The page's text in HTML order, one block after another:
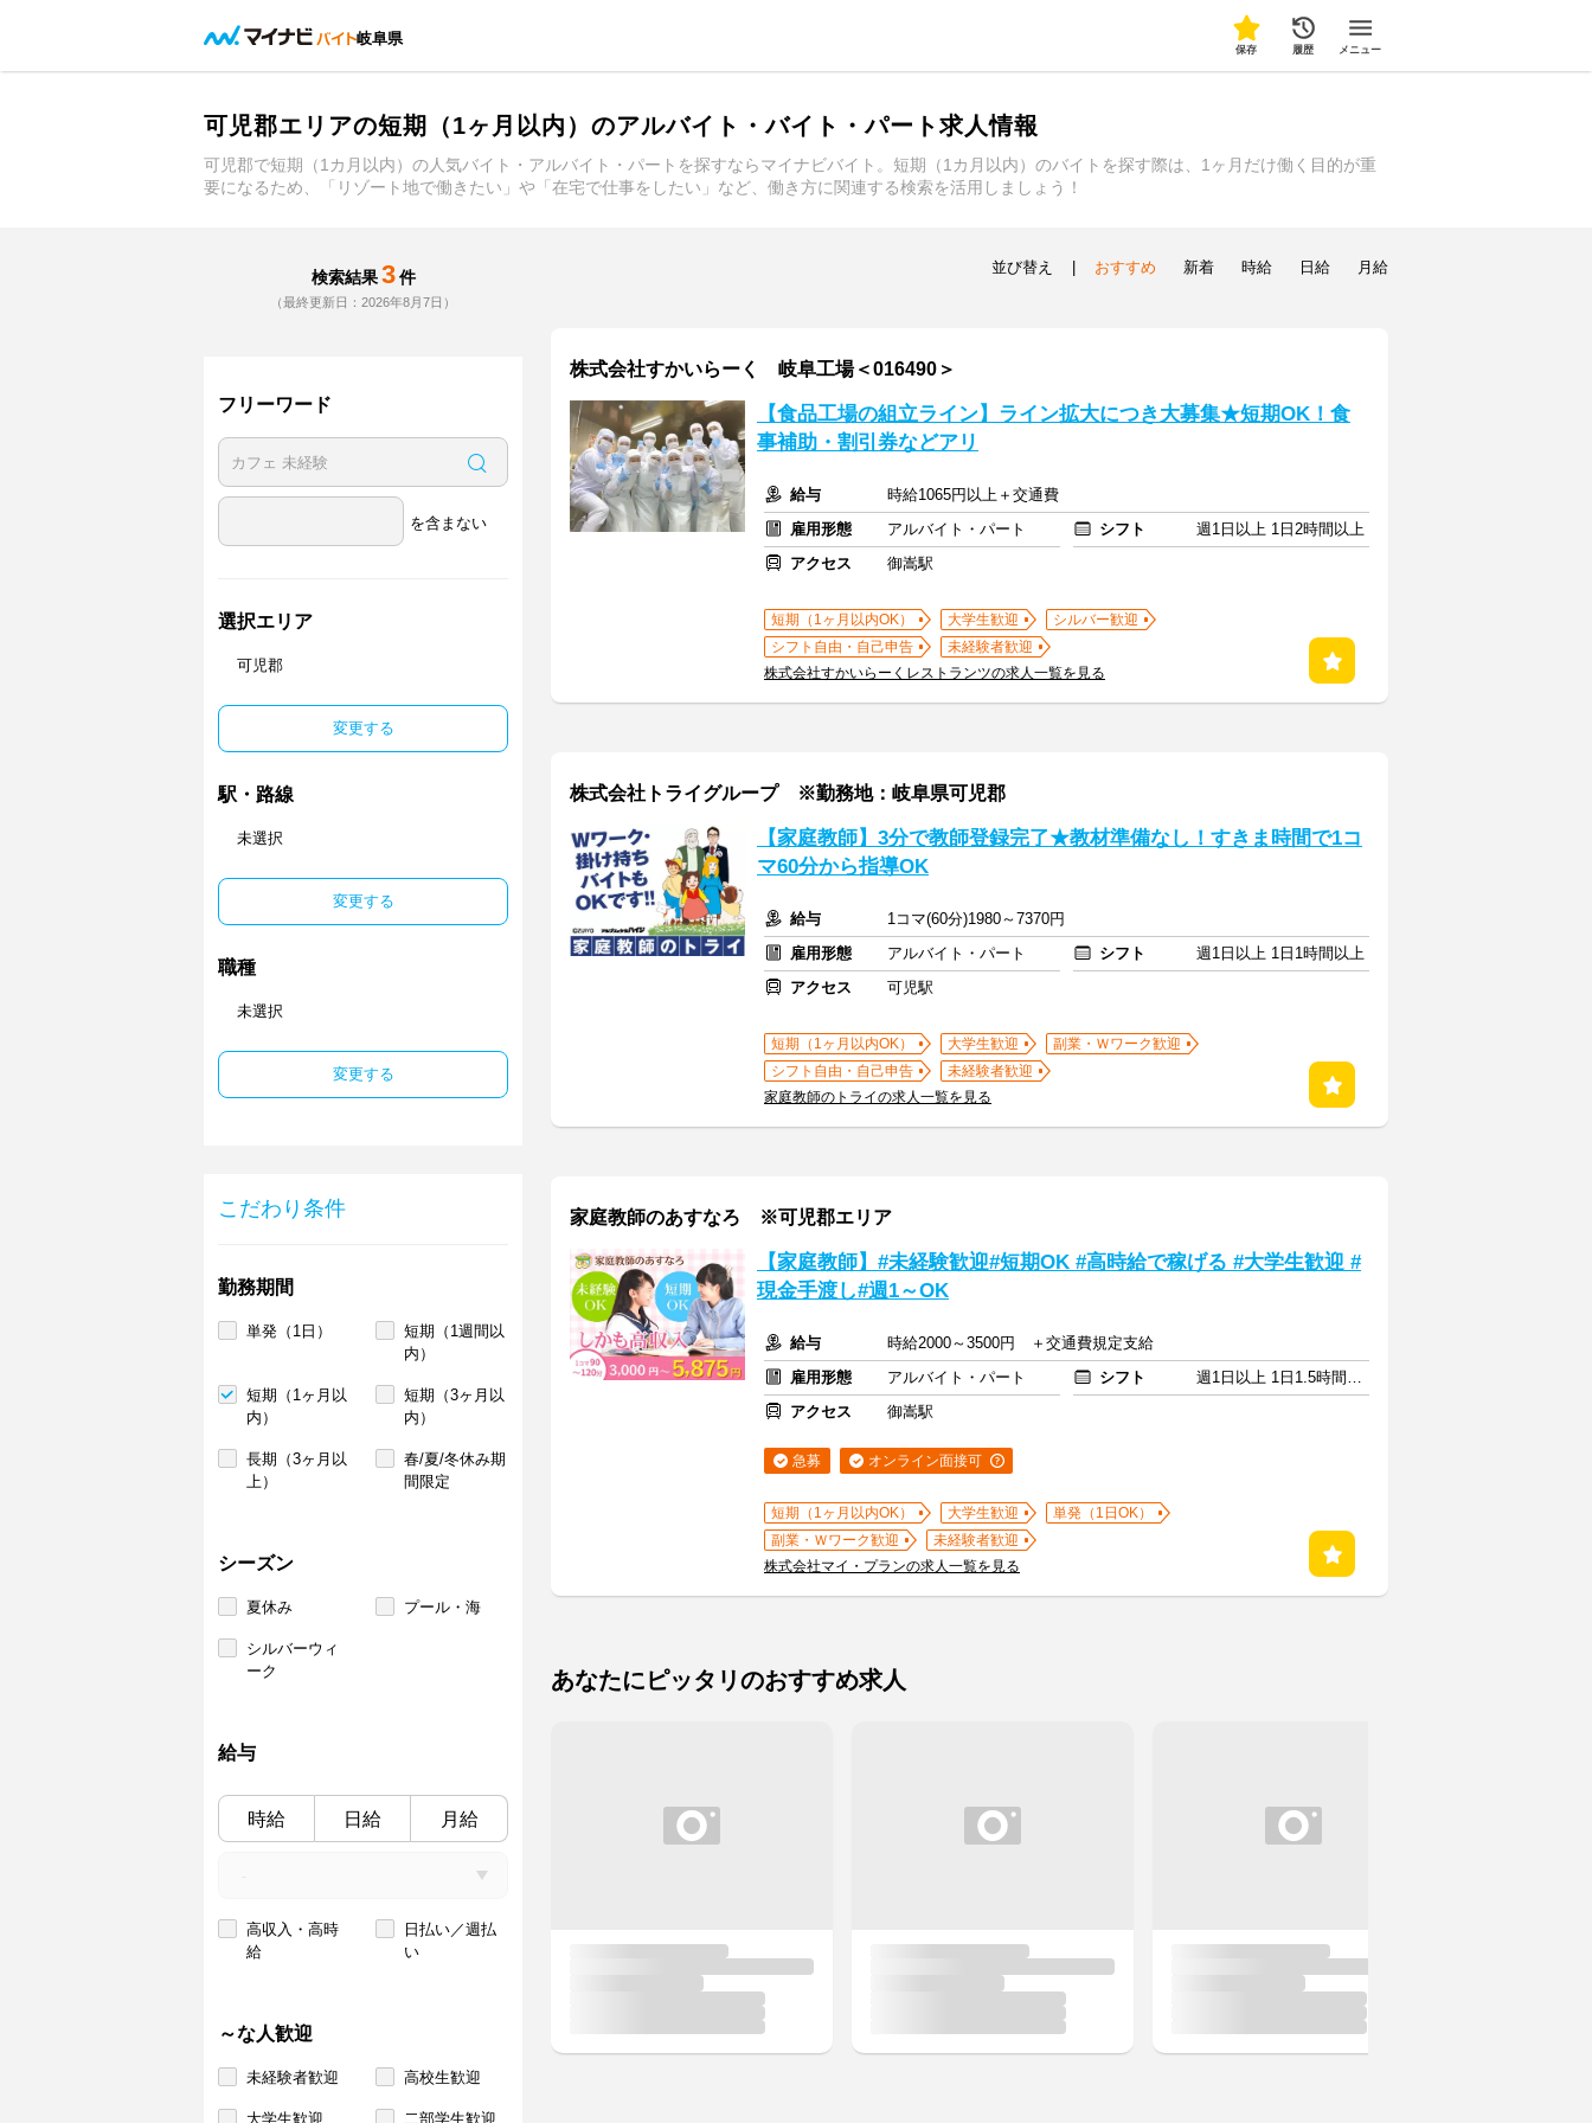
岐阜県
保存 履歴 メニュー
可児郡エリアの短期（1ヶ月以内）のアルバイト・バイト・パート求人情報
可児郡で短期（1カ月以内）の人気バイト・アルバイト・パートを探すならマイナビバイト。短期（1カ月以内）のバイトを探す際は、1ヶ月だけ働く目的が重
要になるため、「リゾート地で働きたい」や「在宅で仕事をしたい」など、働き方に関連する検索を活用しましょう！
検索結果 3 件
（最終更新日：2026年8月7日）
フリーワード
を含まない
選択エリア
可児郡
変更する
駅・路線
未選択
変更する
職種
未選択
変更する
こだわり条件
勤務期間
単発（1日）
短期（1週間以
内）
短期（1ヶ月以
内）
短期（3ヶ月以
内）
長期（3ヶ月以
上）
春/夏/冬休み期
間限定
シーズン
夏休み プール・海
シルバーウィ
ーク
給与
時給 日給 月給
高収入・高時
給
日払い／週払
い
～な人歓迎
未経験者歓迎 高校生歓迎
大学生歓迎 二部学生歓迎
並び替え おすすめ 新着 時給 日給 月給
株式会社すかいらーく 岐阜工場＜016490＞
【食品工場の組立ライン】ライン拡大につき大募集★短期OK！食
事補助・割引券などアリ
給与
時給1065円以上＋交通費
雇用形態
アルバイト・パート シフト
週1日以上 1日2時間以上
アクセス
御嵩駅
短期（1ヶ月以内OK） 大学生歓迎
シルバー歓迎
シフト自由・自己申告
未経験者歓迎
株式会社すかいらーくレストランツの求人一覧を見る
株式会社トライグループ ※勤務地：岐阜県可児郡
【家庭教師】3分で教師登録完了★教材準備なし！すきま時間で1コ
マ60分から指導OK
給与
1コマ(60分)1980～7370円
雇用形態
アルバイト・パート シフト
週1日以上 1日1時間以上
アクセス
可児駅
短期（1ヶ月以内OK） 大学生歓迎
副業・Ｗワーク歓迎
シフト自由・自己申告
未経験者歓迎
家庭教師のトライの求人一覧を見る
家庭教師のあすなろ ※可児郡エリア
【家庭教師】#未経験歓迎#短期OK #高時給で稼げる #大学生歓迎 #
現金手渡し#週1～OK
給与
時給2000～3500円 ＋交通費規定支給
雇用形態
アルバイト・パート シフト
週1日以上 1日1.5時間以上
アクセス
御嵩駅
急募 オンライン面接可
短期（1ヶ月以内OK） 大学生歓迎
単発（1日OK）
副業・Ｗワーク歓迎
未経験者歓迎
株式会社マイ・プランの求人一覧を見る
あなたにピッタリのおすすめ求人